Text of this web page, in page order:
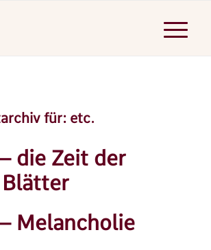
für: etc.
die Zeit der
Melancholie